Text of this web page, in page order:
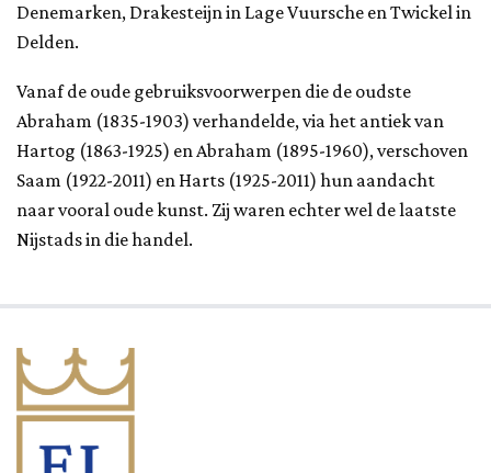
Denemarken, Drakesteijn in Lage Vuursche en Twickel in
Delden.
Vanaf de oude gebruiksvoorwerpen die de oudste
Abraham (1835-1903) verhandelde, via het antiek van
Hartog (1863-1925) en Abraham (1895-1960), verschoven
Saam (1922-2011) en Harts (1925-2011) hun aandacht
naar vooral oude kunst. Zij waren echter wel de laatste
Nijstads in die handel.